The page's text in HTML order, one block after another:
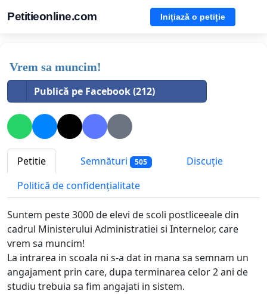
Petitieonline.com Inițiază o petiție
Vrem sa muncim!
Publică pe Facebook (212)
Petitie Semnături 505
Discuție
Politică de confidențialitate
Suntem peste 3000 de elevi de scoli postliceeale din
cadrul Ministerului Administratiei si Internelor, care
vrem sa muncim!
La intrarea in scoala ni s-a dat in mana sa semnam un
angajament prin care, dupa terminarea celor 2 ani de
studiu trebuia sa fim angajati in sistem.